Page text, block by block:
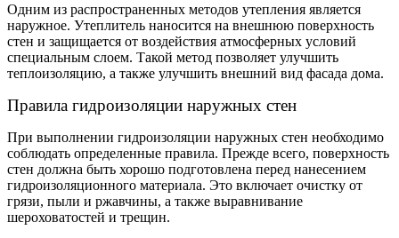
Одним из распространенных методов утепления является
наружное. Утеплитель наносится на внешнюю поверхность
стен и защищается от воздействия атмосферных условий
специальным слоем. Такой метод позволяет улучшить
теплоизоляцию, а также улучшить внешний вид фасада дома.
Правила гидроизоляции наружных стен
При выполнении гидроизоляции наружных стен необходимо
соблюдать определенные правила. Прежде всего, поверхность
стен должна быть хорошо подготовлена перед нанесением
гидроизоляционного материала. Это включает очистку от
грязи, пыли и ржавчины, а также выравнивание
шероховатостей и трещин.